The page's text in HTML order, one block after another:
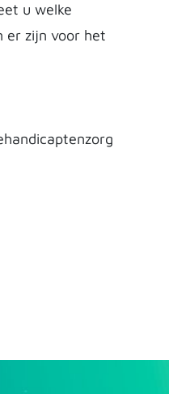
u welke
er zijn voor het